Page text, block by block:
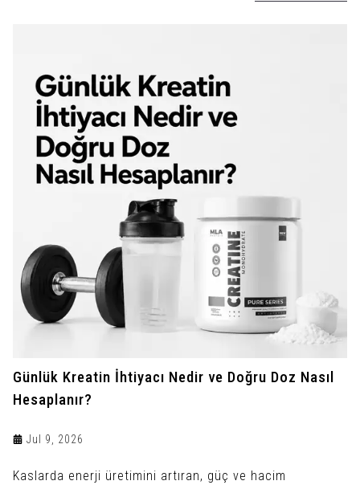
Günlük Kreatin İhtiyacı Nedir ve Doğru Doz Nasıl
Hesaplanır?
Jul 9, 2026
Kaslarda enerji üretimini artıran, güç ve hacim